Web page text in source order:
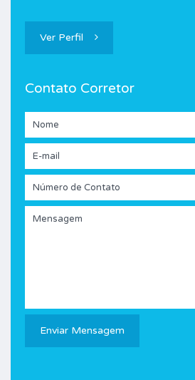
Ver Perfil
Contato Corretor